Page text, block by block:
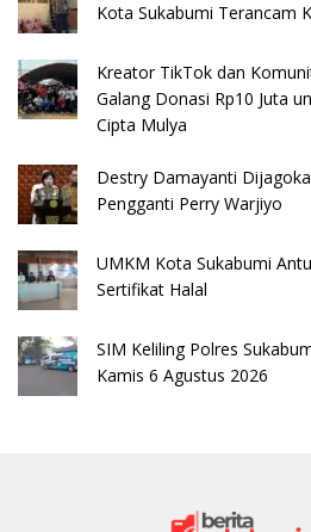
Kota Sukabumi Terancam
Kreator TikTok dan
Galang Donasi Rp10 Juta
Cipta Mulya
Destry Damayanti
Pengganti Perry Warjiyo
UMKM Kota Sukabumi
Sertifikat Halal
SIM Keliling Polres
Kamis 6 Agustus 2026